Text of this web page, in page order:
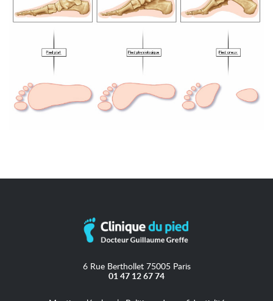
6 Rue Berthollet 75005 Paris
01 47 12 67 74